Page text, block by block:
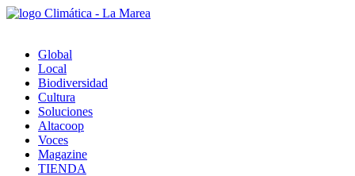
Global
Local
Biodiversidad
Cultura
Soluciones
Altacoop
Voces
Magazine
TIENDA